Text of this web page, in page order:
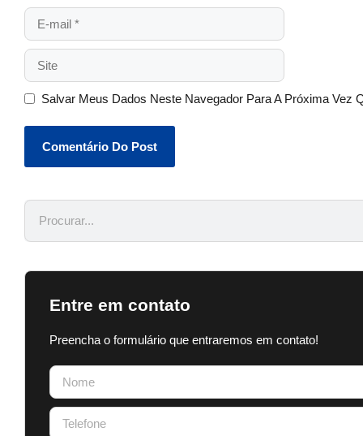
Salvar Meus Dados Neste Navegador Para A Próxima Vez
Entre em contato
Preencha o formulário que entraremos em contato!